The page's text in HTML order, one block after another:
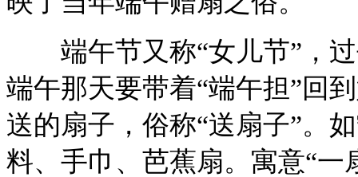
端午节又称“女儿节”，过
端午那天要带着“端午担”回
送的扇子，俗称“送扇子”。
料、手巾、芭蕉扇。寓意“